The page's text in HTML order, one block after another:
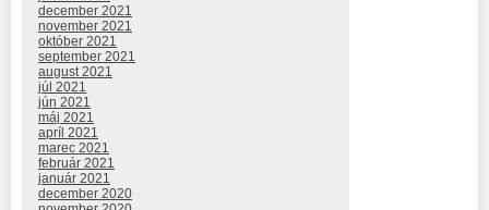
december 2021
november 2021
október 2021
september 2021
august 2021
júl 2021
jún 2021
máj 2021
apríl 2021
marec 2021
február 2021
január 2021
december 2020